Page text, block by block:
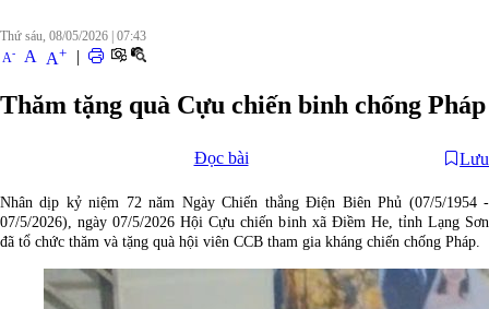
Thứ sáu, 08/05/2026 | 07:43
A- A A+ |
Thăm tặng quà Cựu chiến binh chống Pháp
Đọc bài Lưu
Nhân dịp kỷ niệm 72 năm Ngày Chiến thắng Điện Biên Phủ (07/5/1954 -
07/5/2026), ngày 07/5/2026 Hội Cựu chiến binh xã Điềm He, tỉnh Lạng Sơn
đã tổ chức thăm và tặng quà hội viên CCB tham gia kháng chiến chống Pháp.